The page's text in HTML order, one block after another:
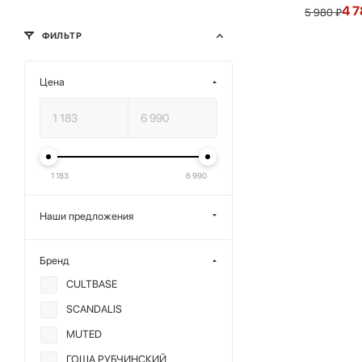
5 980₽4
ФИЛЬТР
Цена
1 183 6 990
Наши предложения
Бренд
CULTBASE
SCANDALIS
MUTED
ГОША РУБЧИНСКИЙ